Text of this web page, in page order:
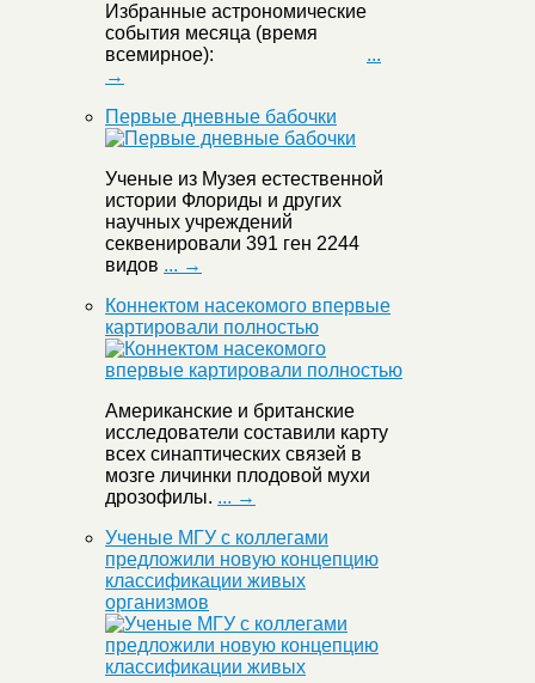
Избранные астрономические
события месяца (время
всемирное): ...
→
Первые дневные бабочки
Ученые из Музея естественной
истории Флориды и других
научных учреждений
секвенировали 391 ген 2244
видов ... →
Коннектом насекомого впервые
картировали полностью
Американские и британские
исследователи составили карту
всех синаптических связей в
мозге личинки плодовой мухи
дрозофилы. ... →
Ученые МГУ с коллегами
предложили новую концепцию
классификации живых
организмов